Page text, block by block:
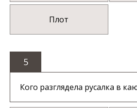
Плот
5
Кого разглядела русалка в